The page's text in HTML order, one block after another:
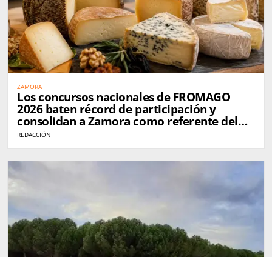
ZAMORA
Los concursos nacionales de FROMAGO
2026 baten récord de participación y
consolidan a Zamora como referente del
queso en España
REDACCIÓN